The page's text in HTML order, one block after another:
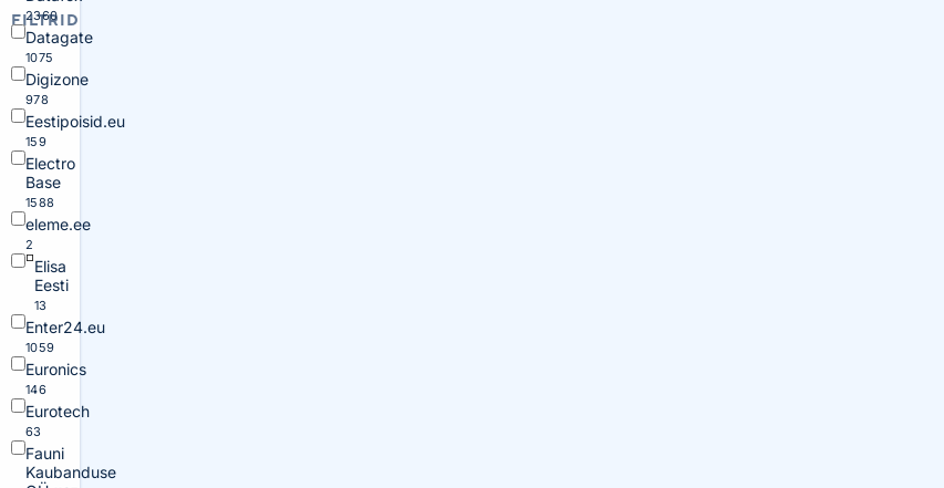
FILTRID
2360
Datagate
1075
Digizone
978
Eestipoisid.eu
159
Electro
Base
1588
eleme.ee
2
Elisa
Eesti
13
Enter24.eu
1059
Euronics
146
Eurotech
63
Fauni
Kaubanduse